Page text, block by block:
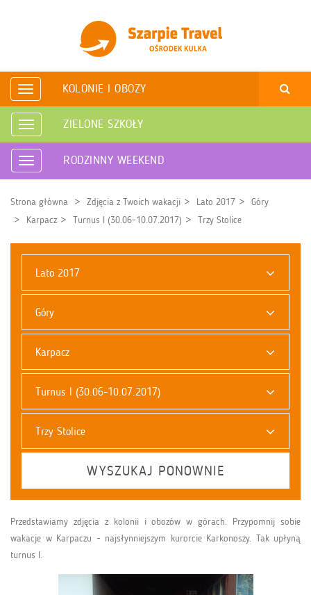
Rozwiń
nawigację
KOLONIE I OBOZY
Rozwiń
nawigację
ZIELONE SZKOŁY
Rozwiń
nawigację
RODZINNY WEEKEND
Strona główna Zdjęcia z Twoich wakacji Lato 2017
Góry
Karpacz
Turnus I (30.06-10.07.2017) Trzy Stolice
Lato 2017
Góry
Karpacz
Turnus I (30.06-10.07.2017)
Trzy Stolice
WYSZUKAJ PONOWNIE
Przedstawiamy zdjęcia z kolonii i obozów w górach. Przypomnij sobie
wakacje w Karpaczu - najsłynniejszym kurorcie Karkonoszy. Tak upłyną
turnus I.